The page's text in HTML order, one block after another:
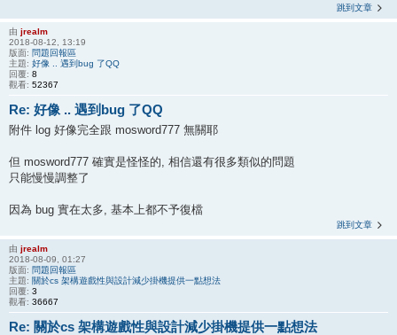
跳到文章
由 jrealm
2018-08-12, 13:19
版面: 問題回報區
主題: 好像 .. 遇到bug 了QQ
回覆: 8
觀看: 52367
Re: 好像 .. 遇到bug 了QQ
附件 log 好像完全跟 mosword777 無關耶
但 mosword777 確實是怪怪的, 相信還有很多類似的問題
只能慢慢調整了
因為 bug 實在太多, 基本上都不予復檔
跳到文章
由 jrealm
2018-08-09, 01:27
版面: 問題回報區
主題: 關於cs 架構遊戲性與設計減少掛機提供一點想法
回覆: 3
觀看: 36667
Re: 關於cs 架構遊戲性與設計減少掛機提供一點想法